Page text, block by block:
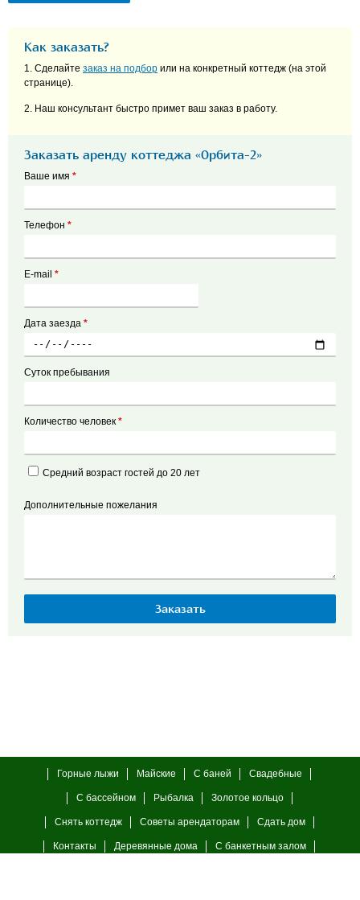
Как заказать?
1. Сделайте заказ на подбор или на конкретный коттедж (на этой
странице).
2. Наш консультант быстро примет ваш заказ в работу.
Заказать аренду коттеджа «Орбита-2»
Ваше имя *
Телефон *
E-mail *
Дата заезда *
Суток пребывания
Количество человек *
Средний возраст гостей до 20 лет
Дополнительные пожелания
Горные лыжи Майские С баней Свадебные
С бассейном Рыбалка Золотое кольцо
Снять коттедж Советы арендаторам Сдать дом
Контакты Деревянные дома С банкетным залом